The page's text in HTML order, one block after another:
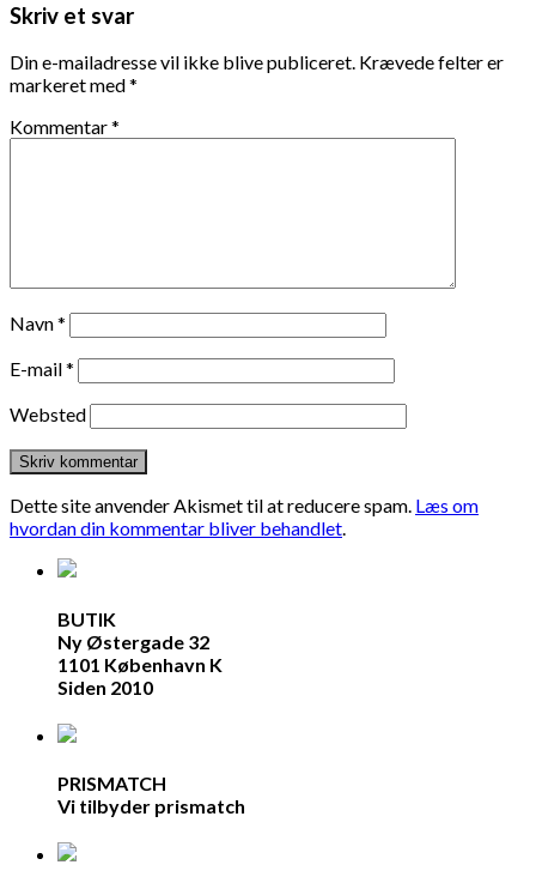
Skriv et svar
Din e-mailadresse vil ikke blive publiceret. Krævede felter er
markeret med*
Kommentar*
Navn*
E-mail*
Websted
Dette site anvender Akismet til at reducere spam. Læs om
hvordan din kommentar bliver behandlet.
BUTIK
Ny Østergade 32
1101 København K
Siden 2010
PRISMATCH
Vi tilbyder prismatch